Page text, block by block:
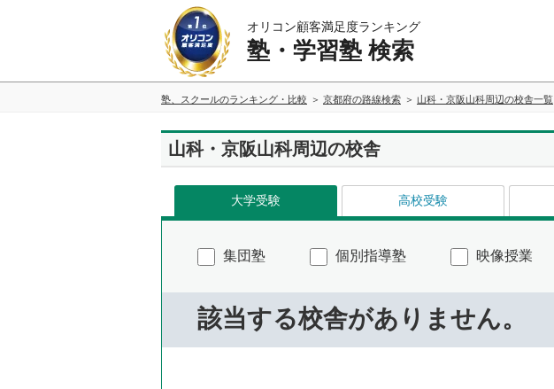
オリコン顧客満足度ランキング
塾・学習塾 検索
塾、スクールのランキング・比較 京都府の路線検索 山科・京阪山科周辺の校舎一覧
山科・京阪山科周辺の校舎
大学受験 高校受験
集団塾 個別指導塾 映像授業
該当する校舎がありません。